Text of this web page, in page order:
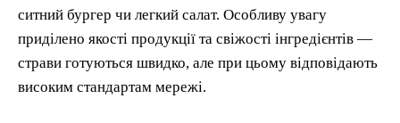
ситний бургер чи легкий салат. Особливу увагу
приділено якості продукції та свіжості інгредієнтів —
страви готуються швидко, але при цьому відповідають
високим стандартам мережі.